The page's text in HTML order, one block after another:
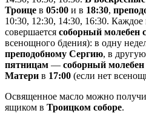
Троице в 05:00 и в 18:30,
10:30, 12:30, 14:30, 16:30. Каждое
совершается соборный молебен
всенощного бдения): в одну
преподобному Сергию, в
пятницам — соборный
Матери в 17:00 (если нет
Освященное масло можно
ящиком в Троицком соборе.